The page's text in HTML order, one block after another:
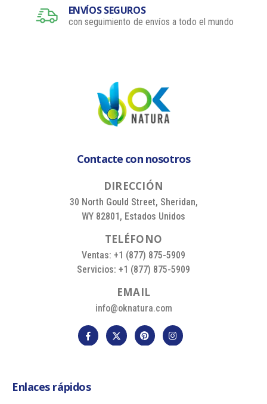
ENVÍOS SEGUROS
con seguimiento de envíos a todo el mundo
Contacte con nosotros
DIRECCIÓN
30 North Gould Street, Sheridan,
WY 82801, Estados Unidos
TELÉFONO
Ventas: +1 (877) 875-5909
Servicios: +1 (877) 875-5909
EMAIL
info@oknatura.com
Enlaces rápidos